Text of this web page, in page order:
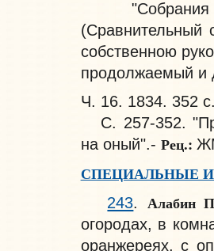
"Собрания
(Сравнительный
собственною
продолжаемый и
Ч. 16. 1834. 352
С. 257-352.
на оный".- Рец.:
СПЕЦИАЛЬНЫЕ
243 Алабин
огородах, в
оранжереях, с